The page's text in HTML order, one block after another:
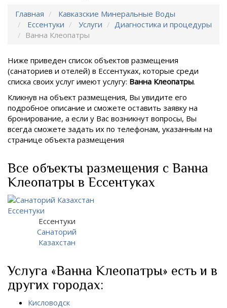
Главная
Кавказские Минеральные Воды
Ессентуки
Услуги
Диагностика и процедуры
Ванна Клеопатры
Ниже приведен список объектов размещения
(санаториев и отелей) в Ессентуках, которые среди
списка своих услуг имеют услугу: Ванна Клеопатры.
Кликнув на объект размещения, Вы увидите его
подробное описание и сможете оставить заявку на
бронирование, а если у Вас возникнут вопросы, Вы
всегда сможете задать их по телефонам, указанным на
странице объекта размещения
Все объекты размещения с Ванна
Клеопатры в Ессентуках
Ессентуки
Санаторий
Казахстан
Услуга «Ванна Клеопатры» есть и в
других городах:
Кисловодск